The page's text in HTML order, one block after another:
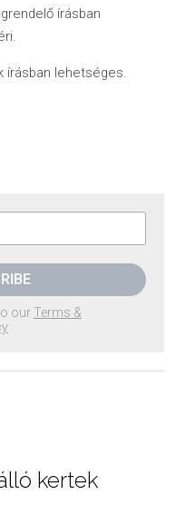
írásban
írásban lehetséges.
our Terms &
kertek